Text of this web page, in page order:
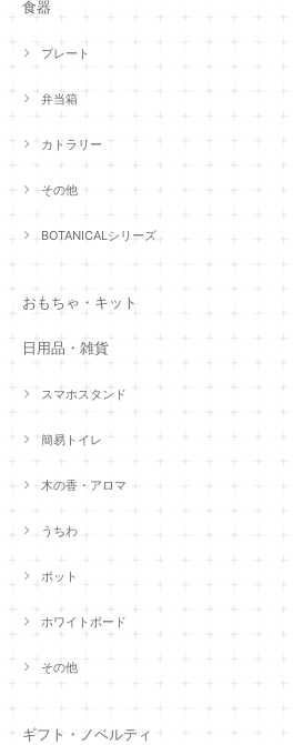
食器
プレート
弁当箱
カトラリー
その他
BOTANICALシリーズ
おもちゃ・キット
日用品・雑貨
スマホスタンド
簡易トイレ
木の香・アロマ
うちわ
ポット
ホワイトボード
その他
ギフト・ノベルティ